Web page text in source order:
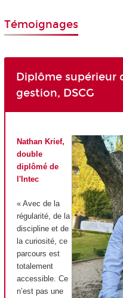
Témoignages
Diplôme supérieur
gestion, DSCG
Nathan Krief,
double
diplômé de
l'Intec
« Avec de la
régularité, de la
discipline et de
la curiosité, ce
parcours est
totalement
accessible. Ce
n’est pas une